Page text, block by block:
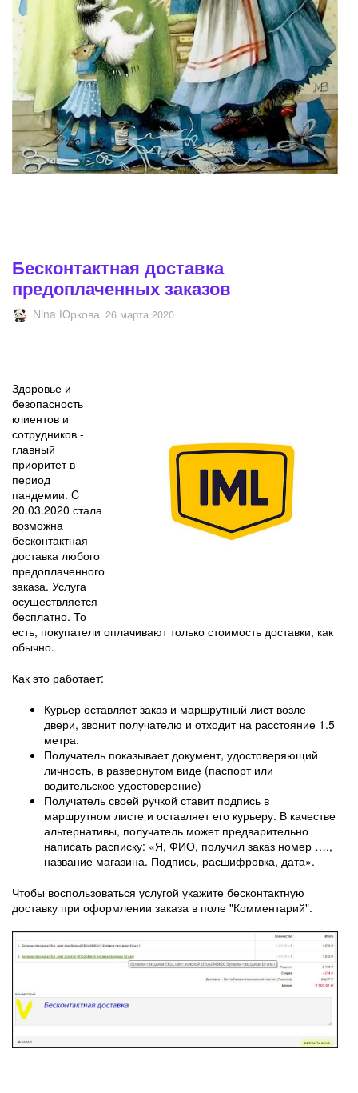
Бесконтактная доставка
предоплаченных заказов
Nina Юркова 26 марта 2020
Здоровье и
безопасность
клиентов и
сотрудников -
главный
приоритет в
период
пандемии. C
20.03.2020 стала
возможна
бесконтактная
доставка любого
предоплаченного
заказа. Услуга
осуществляется
бесплатно. То
есть, покупатели оплачивают только стоимость доставки, как
обычно.
Как это работает:
Курьер оставляет заказ и маршрутный лист возле
двери, звонит получателю и отходит на расстояние 1.5
метра.
Получатель показывает документ, удостоверяющий
личность, в развернутом виде (паспорт или
водительское удостоверение)
Получатель своей ручкой ставит подпись в
маршрутном листе и оставляет его курьеру. В качестве
альтернативы, получатель может предварительно
написать расписку: «Я, ФИО, получил заказ номер ….,
название магазина. Подпись, расшифровка, дата».
Чтобы воспользоваться услугой укажите бесконтактную
доставку при оформлении заказа в поле "Комментарий".